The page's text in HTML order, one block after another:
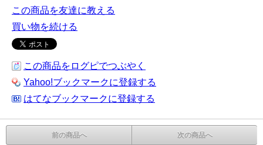
この商品を友達に教える
買い物を続ける
この商品をログピでつぶやく
Yahoo!ブックマークに登録する
はてなブックマークに登録する
前の商品へ 次の商品へ